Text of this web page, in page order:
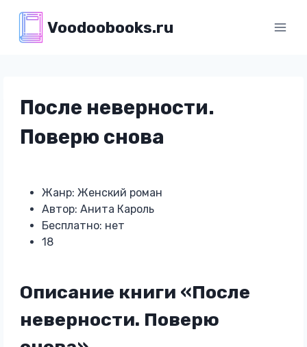
содержимому
Voodoobooks.ru
После неверности.
Поверю снова
Жанр: Женский роман
Автор: Анита Кароль
Бесплатно: нет
18
Описание книги «После
неверности. Поверю